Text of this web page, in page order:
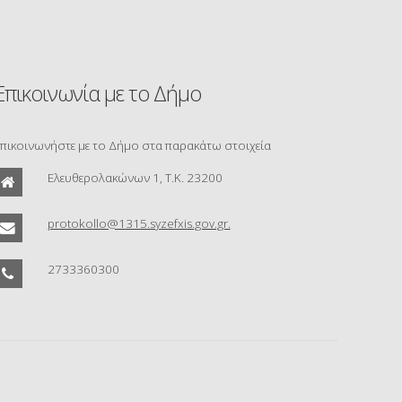
με το Δήμο
με το Δήμο στα παρακάτω στοιχεία
Ελευθερολακώνων 1, Τ.Κ. 23200
protokollo@1315.syzefxis.gov.gr.
2733360300